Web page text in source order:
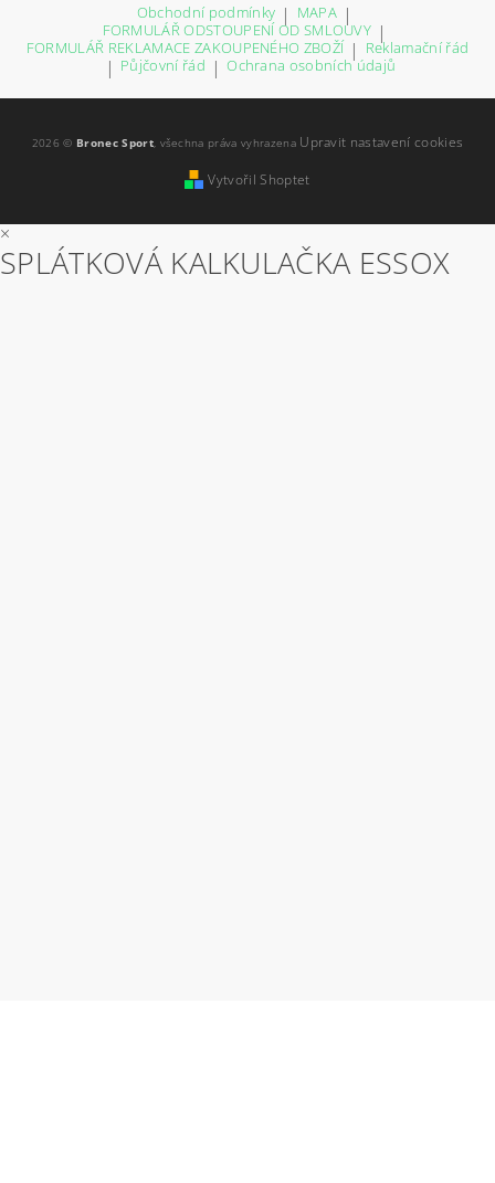
Obchodní podmínky | MAPA |
FORMULÁŘ ODSTOUPENÍ OD SMLOUVY |
FORMULÁŘ REKLAMACE ZAKOUPENÉHO ZBOŽÍ | Reklamační řád
| Půjčovní řád | Ochrana osobních údajů
2026 © Bronec Sport, všechna práva vyhrazena Upravit nastavení cookies
Vytvořil Shoptet
×
SPLÁTKOVÁ KALKULAČKA ESSOX